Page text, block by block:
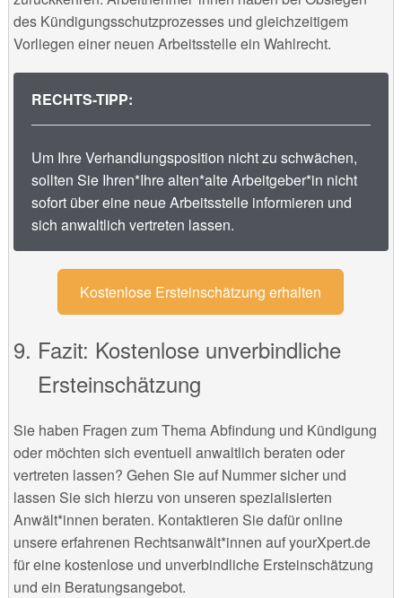
des Kündigungsschutzprozesses und gleichzeitigem
Vorliegen einer neuen Arbeitsstelle ein Wahlrecht.
RECHTS-TIPP:
Um Ihre Verhandlungsposition nicht zu schwächen,
sollten Sie Ihren*Ihre alten*alte Arbeitgeber*in nicht
sofort über eine neue Arbeitsstelle informieren und
sich anwaltlich vertreten lassen.
Kostenlose Ersteinschätzung erhalten
Fazit: Kostenlose unverbindliche
Ersteinschätzung
Sie haben Fragen zum Thema Abfindung und Kündigung
oder möchten sich eventuell anwaltlich beraten oder
vertreten lassen? Gehen Sie auf Nummer sicher und
lassen Sie sich hierzu von unseren spezialisierten
Anwält*innen beraten. Kontaktieren Sie dafür online
unsere erfahrenen Rechtsanwält*innen auf yourXpert.de
für eine kostenlose und unverbindliche Ersteinschätzung
und ein Beratungsangebot.